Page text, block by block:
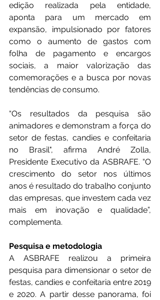
edição realizada pela entidade,
aponta para um mercado em
expansão, impulsionado por fatores
como o aumento de gastos com
folha de pagamento e encargos
sociais, a maior valorização das
comemorações e a busca por novas
tendências de consumo.
“Os resultados da pesquisa são
animadores e demonstram a força do
setor de festas, candies e confeitaria
no Brasil", afirma André Zolla,
Presidente Executivo da ASBRAFE. “O
crescimento do setor nos últimos
anos é resultado do trabalho conjunto
das empresas, que investem cada vez
mais em inovação e qualidade”,
complementa.
Pesquisa e metodologia
A ASBRAFE realizou a primeira
pesquisa para dimensionar o setor de
festas, candies e confeitaria entre 2019
e 2020. A partir desse panorama, foi